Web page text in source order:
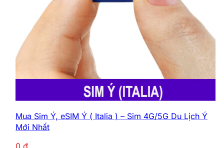
Mua Sim Ý, eSIM Ý ( Italia ) – Sim 4G/5G Du Lịch Ý
Mới Nhất
0 ₫